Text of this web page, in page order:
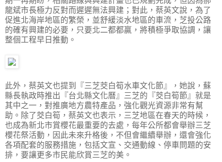
龍斌市長極力反對而遲遲無法興建；對此，蔡英文說，為了
促進北海岸地區的繁榮，並舒緩淡水地區的車流，芝投公路
的確有興建的必要，只要北二都都贏，將積極爭取協調，讓
整個工程早日推動。
此外，蔡英文也提到『三芝茭白筍水車文化節』，她說，蘇
縣長執政時推出『台北縣文化曆』三芝的『茭白筍節』就是
其中之一，對推廣地方農特產品，強化觀光資源非常有幫
助。除了茭白筍，蔡英文也表示，三芝地區在春天的時候，
也成為新北市賞櫻花最重要的去處，每年公所都會舉辦三芝
櫻花祭活動，因此未來升格後，不但會繼續舉辦，還會強化
各項配套的服務措施，包括文宣、交通動線、停車問題的安
排，要讓更多市民能欣賞三芝的美。